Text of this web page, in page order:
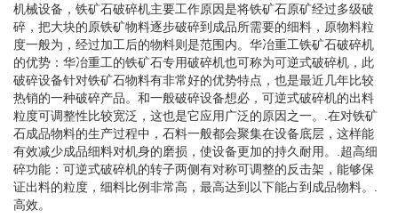
机械设备，铁矿石破碎机主要工作原因是将铁矿石原矿经过多级破
碎，把大块的原铁矿物料逐步破碎到成品所需要的细料，原物料粒
度一般为，经过加工后的物料则是范围内。华冶重工铁矿石破碎机
的优势：华冶重工的铁矿石专用破碎机也可称为可逆式破碎机，此
破碎设备针对铁矿石物料有非常好的优势特点，也是最近几年比较
热销的一种破碎产品。和一般破碎设备想必，可逆式破碎机的出料
粒度可调整性比较宽泛，这也是它应用广泛的原因之一。.在对铁矿
石成品物料的生产过程中，石料一般都会聚集在设备底层，这样能
有效减少成品细料对机身的磨损，使设备更加的持久耐用。.超高细
碎功能：可逆式破碎机的转子两侧有对称可调整的反击架，能够保
证出料的粒度，细料比例非常高，最高达到以下能占到成品物料。.
高效。